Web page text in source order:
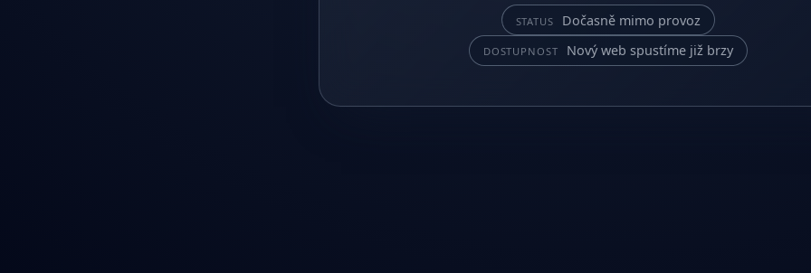
STATUS Dočasně mimo provoz
DOSTUPNOST Nový web spustíme již brzy